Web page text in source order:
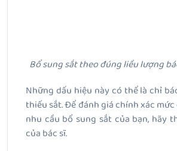
Bổ sung sắt theo đúng liều lượng
Những dấu hiệu này có thể là chỉ
thiếu sắt. Để đánh giá chính xác
nhu cầu bổ sung sắt của bạn, hãy
của bác sĩ.